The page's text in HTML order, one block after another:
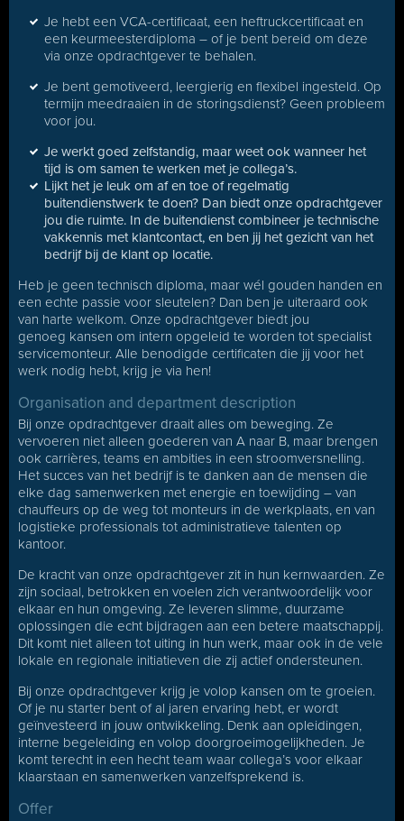
Je hebt een VCA-certificaat, een heftruckcertificaat en
een keurmeesterdiploma – of je bent bereid om deze
via onze opdrachtgever te behalen.
Je bent gemotiveerd, leergierig en flexibel ingesteld. Op
termijn meedraaien in de storingsdienst? Geen probleem
voor jou.
Je werkt goed zelfstandig, maar weet ook wanneer het
tijd is om samen te werken met je collega’s.
Lijkt het je leuk om af en toe of regelmatig
buitendienstwerk te doen? Dan biedt onze opdrachtgever
jou die ruimte. In de buitendienst combineer je technische
vakkennis met klantcontact, en ben jij het gezicht van het
bedrijf bij de klant op locatie.
Heb je geen technisch diploma, maar wél gouden handen en
een echte passie voor sleutelen? Dan ben je uiteraard ook
van harte welkom. Onze opdrachtgever biedt jou
genoeg kansen om intern opgeleid te worden tot specialist
servicemonteur. Alle benodigde certificaten die jij voor het
werk nodig hebt, krijg je via hen!
Organisation and department description
Bij onze opdrachtgever draait alles om beweging. Ze
vervoeren niet alleen goederen van A naar B, maar brengen
ook carrières, teams en ambities in een stroomversnelling.
Het succes van het bedrijf is te danken aan de mensen die
elke dag samenwerken met energie en toewijding – van
chauffeurs op de weg tot monteurs in de werkplaats, en van
logistieke professionals tot administratieve talenten op
kantoor.
De kracht van onze opdrachtgever zit in hun kernwaarden. Ze
zijn sociaal, betrokken en voelen zich verantwoordelijk voor
elkaar en hun omgeving. Ze leveren slimme, duurzame
oplossingen die echt bijdragen aan een betere maatschappij.
Dit komt niet alleen tot uiting in hun werk, maar ook in de vele
lokale en regionale initiatieven die zij actief ondersteunen.
Bij onze opdrachtgever krijg je volop kansen om te groeien.
Of je nu starter bent of al jaren ervaring hebt, er wordt
geïnvesteerd in jouw ontwikkeling. Denk aan opleidingen,
interne begeleiding en volop doorgroeimogelijkheden. Je
komt terecht in een hecht team waar collega’s voor elkaar
klaarstaan en samenwerken vanzelfsprekend is.
Offer